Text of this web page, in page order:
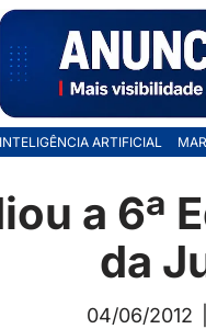
INTELIGÊNCIA ARTIFICIAL
a 6ª
da
04/06/2012